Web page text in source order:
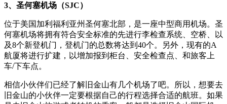
3、圣何塞机场（SJC）
位于美国加利福利亚州圣何塞北部，是一座中型商用机场。圣
何塞机场将拥有符合安全标准的先进行李检查系统、空桥、以
及8个新登机门，登机门的总数将达到40个。另外，现有的A
航厦将进行扩建，以增加报到柜台、安全检查点、和旅客上
车/下车点。
相信小伙伴们已经了解旧金山有几个机场了吧。所以，想要去
旧金山的小伙伴一定要根据自己的行程选择合适的航班。如果